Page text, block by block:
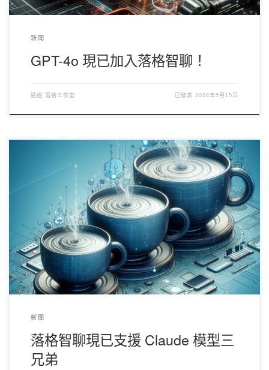
新聞
GPT-4o 現已加入落格智聊！
通過 落格工作室 已發表2024年5月15日
Anthropic 的 Claude 模型現已推出第三代： 中杯 Haiku 大杯
Sonnet 超大杯 Opus 其中超大杯 Opus 可比肩 GPT 4， 在寫作方
面尤其突出。模型的輸入長度可達 200k token，輸出則只有 4k。
現在起落格智聊支持選擇 Claude 3 系列模型。 定價： 中杯 Haiku
輸入：0.25點/1k token 輸出：0.85點/1k token 大杯 Sonnet 輸
入：0.1點/1k token 輸出：0.25點/1k token 超大杯 Opus 輸入：
0.005點/1k token 輸出：0.015點/1k token 同樣的，API 使用者也
可以直接使用[crayon-6a79b14279e2c823473650-i/] ， [crayon-
6a79b14279e32264997435-i/] 和 [crayon-
6a79b14279e34459114867-i/] 作為模型名稱來調用 API，返回的結
果將與 […]
新聞
落格智聊現已支援 Claude 模型三
兄弟